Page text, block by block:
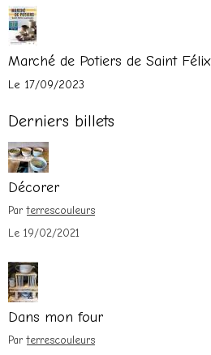
Marché de Potiers de Saint Félix
Le 17/09/2023
Derniers billets
Décorer
Parterrescouleurs
Le 19/02/2021
Dans mon four
Parterrescouleurs